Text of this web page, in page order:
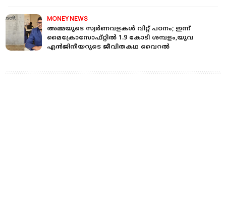
MONEY NEWS
അമ്മയുടെ സ്വർണവളകൾ വിറ്റ് പഠനം; ഇന്ന്
മൈക്രോസോഫ്റ്റിൽ 1.9 കോടി ശമ്പളം,യുവ
എൻജിനീയറുടെ ജീവിതകഥ വൈറൽ